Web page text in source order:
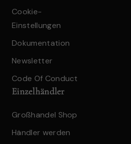
Cookie-
Einstellungen
Dokumentation
Newsletter
Code Of Conduct
Einzelhändler
Großhandel Shop
Händler werden